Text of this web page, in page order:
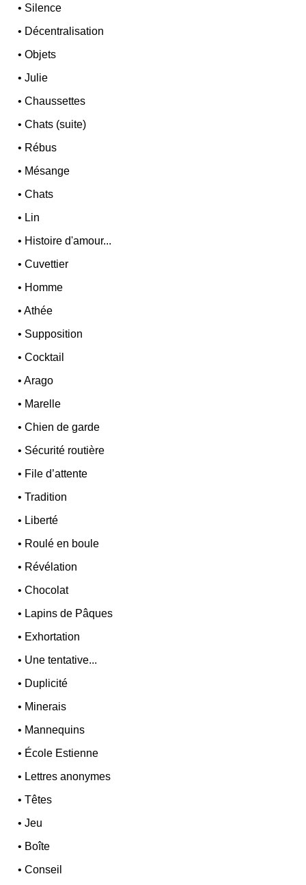
• Silence
• Décentralisation
•Objets
•Julie
•Chaussettes
•Chats (suite)
• Rébus
• Mésange
•Chats
• Lin
• Histoire d'amour...
•Cuvettier
• Homme
•Athée
• Supposition
•Cocktail
•Arago
• Marelle
•Chien de garde
• Sécurité routière
• File d’attente
•Tradition
• Liberté
• Roulé en boule
• Révélation
•Chocolat
• Lapins de Pâques
• Exhortation
• Une tentative...
• Duplicité
• Minerais
• Mannequins
• École Estienne
• Lettres anonymes
•Têtes
•Jeu
• Boîte
•Conseil